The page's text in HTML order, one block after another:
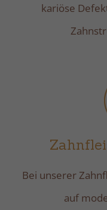
kariöse
Bei unserer
auf